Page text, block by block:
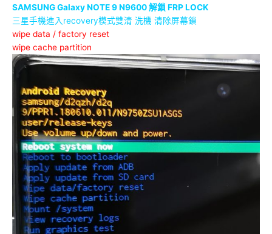
SAMSUNG Galaxy NOTE 9 N9600 解鎖 FRP LOCK
三星手機進入recovery模式雙清 洗機 清除屏幕鎖
wipe data / factory reset
wipe cache partition